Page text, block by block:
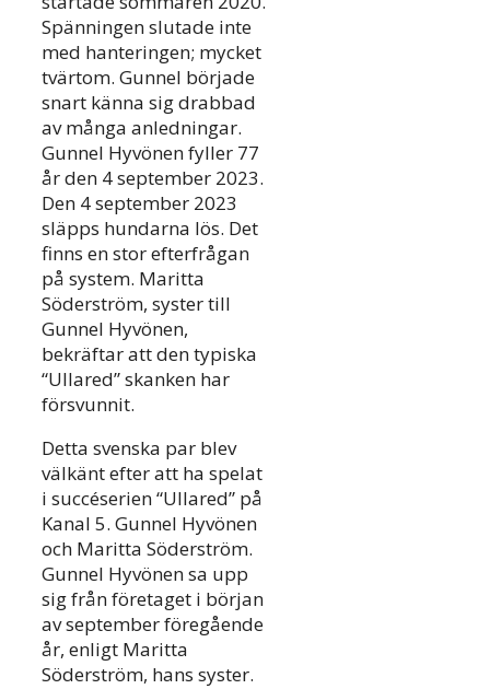
Spänningen slutade inte
med hanteringen; mycket
tvärtom. Gunnel började
snart känna sig drabbad
av många anledningar.
Gunnel Hyvönen fyller 77
år den 4 september 2023.
Den 4 september 2023
släpps hundarna lös. Det
finns en stor efterfrågan
på system. Maritta
Söderström, syster till
Gunnel Hyvönen,
bekräftar att den typiska
“Ullared” skanken har
försvunnit.
Detta svenska par blev
välkänt efter att ha spelat
i succéserien “Ullared” på
Kanal 5. Gunnel Hyvönen
och Maritta Söderström.
Gunnel Hyvönen sa upp
sig från företaget i början
av september föregående
år, enligt Maritta
Söderström, hans syster.